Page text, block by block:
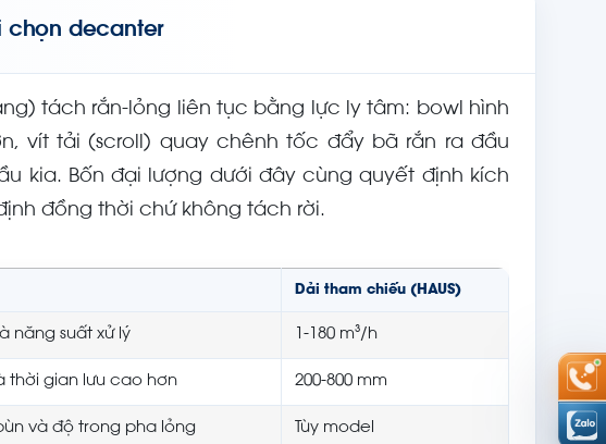
chọn decanter
tách rắn-lỏng liên tục bằng lực ly tâm: bowl hình
vít tải (scroll) quay chênh tốc đẩy bã rắn ra đầu
kia. Bốn đại lượng dưới đây cùng quyết định kích
đồng thời chứ không tách rời.
Dải tham chiếu (HAUS)
năng suất xử lý 1-180 m³/h
thời gian lưu cao hơn 200-800 mm
và độ trong pha lỏng Tùy model